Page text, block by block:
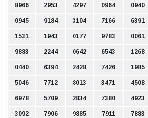
8966 2953 4297 0964 0940
0945 9184 3104 7166 6391
1531 1943 0177 9783 0061
9883 2244 0642 6543 1268
0440 6394 2428 7426 1985
5046 7712 8013 3471 4508
6978 5709 2834 7380 4923
3092 7906 9885 7911 7883